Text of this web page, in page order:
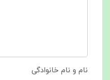
نام و نام خانوادگی